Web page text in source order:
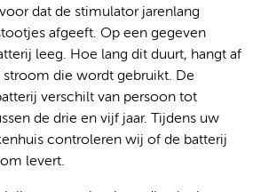
dat de stimulator jarenlang
afgeeft. Op een gegeven
leeg. Hoe lang dit duurt, hangt af
die wordt gebruikt. De
verschilt van persoon tot
de drie en vijf jaar. Tijdens uw
controleren wij of de batterij
levert.